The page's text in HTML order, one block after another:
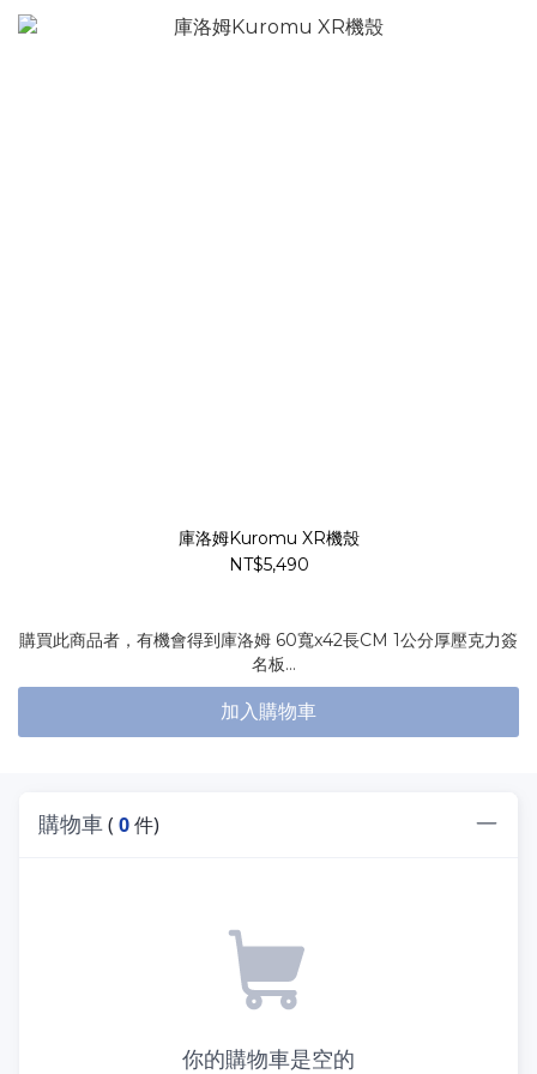
庫洛姆Kuromu XR機殼
NT$5,490
購買此商品者，有機會得到庫洛姆 60寬x42長CM 1公分厚壓克力簽
名板
機殼：XR
全景視野與高端配置的完美融合
典雅木紋I/O面板設計
3顆預安裝120mm ARGB PWM風扇
加入購物車
購物車( 0件)
你的購物車是空的